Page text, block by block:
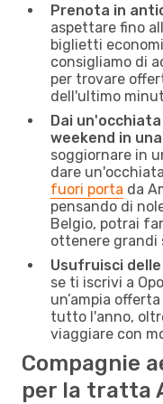
Prenota in
aspettare fino
biglietti
consigliamo di
per trovare
dell'ultimo
Dai
weekend in
soggiornare in
dare
fuori porta da
pensando di
Belgio, potrai
ottenere grandi
Usufruisci
se ti iscrivi a
un’ampia
tutto l'anno,
viaggiare con
Compagnie
per la tratta